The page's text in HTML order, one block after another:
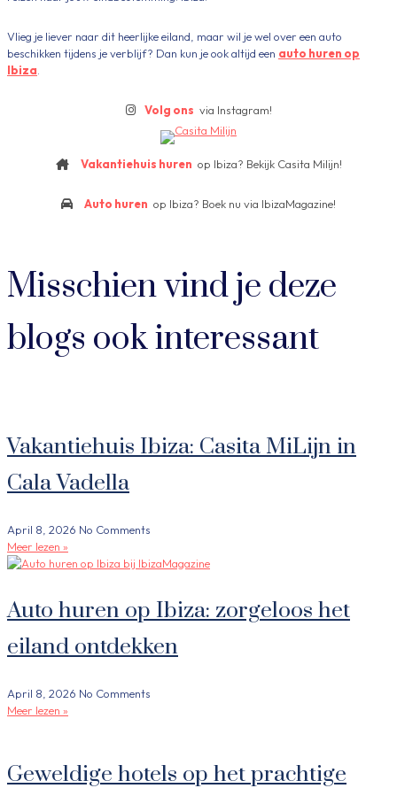
Vlieg je liever naar dit heerlijke eiland, maar wil je wel over een auto
beschikken tijdens je verblijf? Dan kun je ook altijd een auto huren op
Ibiza.
Volg ons via Instagram!
Vakantiehuis huren op Ibiza? Bekijk Casita Milijn!
Auto huren op Ibiza? Boek nu via IbizaMagazine!
Misschien vind je deze
blogs ook interessant
Vakantiehuis Ibiza: Casita MiLijn in
Cala Vadella
April 8, 2026 No Comments
Meer lezen »
Auto huren op Ibiza: zorgeloos het
eiland ontdekken
April 8, 2026 No Comments
Meer lezen »
Geweldige hotels op het prachtige